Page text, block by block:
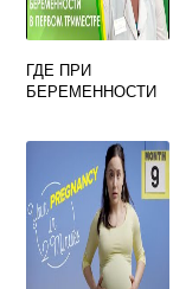
ГДЕ ПРИ
БЕРЕМЕННОСТИ